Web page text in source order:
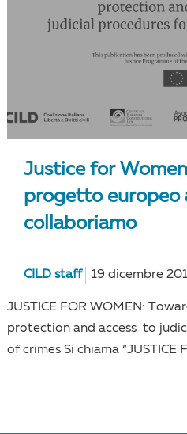
Justice for
progetto europeo
collaboriamo
CILD staff 19 dicembre
JUSTICE FOR WOMEN:
protection and access to
of crimes Si chiama “JUSTICE